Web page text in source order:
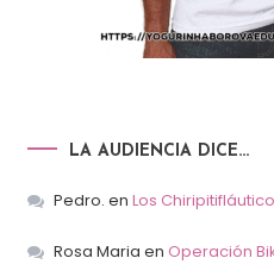
LA AUDIENCIA DICE…
Pedro. en Los
Rosa Maria en Operación